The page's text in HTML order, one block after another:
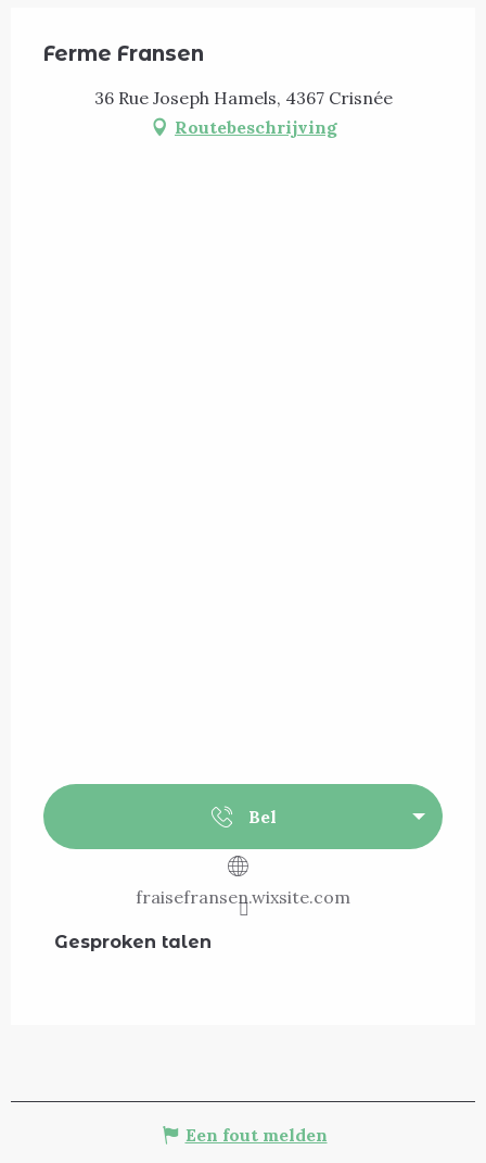
Ferme Fransen
36 Rue Joseph Hamels, 4367 Crisnée
Routebeschrijving
Bel
fraisefransen.wixsite.com
Gesproken talen
Gesproken talen
Een fout melden